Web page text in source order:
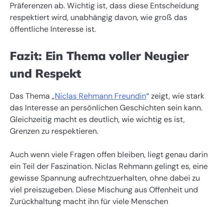
Präferenzen ab. Wichtig ist, dass diese Entscheidung
respektiert wird, unabhängig davon, wie groß das
öffentliche Interesse ist.
Fazit: Ein Thema voller Neugier
und Respekt
Das Thema „Niclas Rehmann Freundin“ zeigt, wie stark
das Interesse an persönlichen Geschichten sein kann.
Gleichzeitig macht es deutlich, wie wichtig es ist,
Grenzen zu respektieren.
Auch wenn viele Fragen offen bleiben, liegt genau darin
ein Teil der Faszination. Niclas Rehmann gelingt es, eine
gewisse Spannung aufrechtzuerhalten, ohne dabei zu
viel preiszugeben. Diese Mischung aus Offenheit und
Zurückhaltung macht ihn für viele Menschen